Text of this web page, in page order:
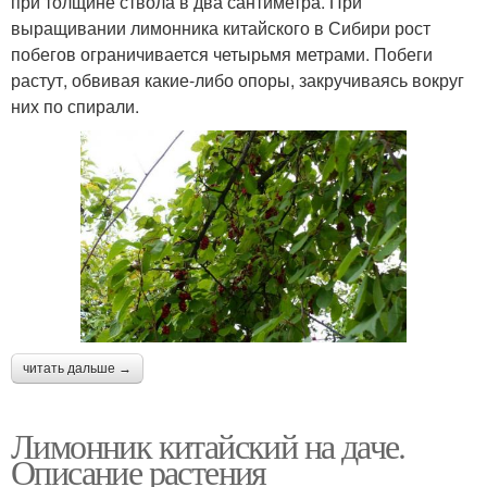
выращивании лимонника китайского в Сибири рост
побегов ограничивается четырьмя метрами. Побеги
растут, обвивая какие-либо опоры, закручиваясь вокруг
них по спирали.
читать дальше →
Лимонник китайский на даче.
Описание растения